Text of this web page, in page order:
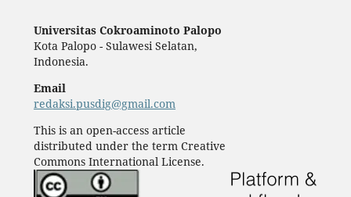
Universitas Cokroaminoto Palopo
Kota Palopo - Sulawesi Selatan,
Indonesia.
Email
redaksi.pusdig@gmail.com
This is an open-access article
distributed under the term Creative
Commons International License.